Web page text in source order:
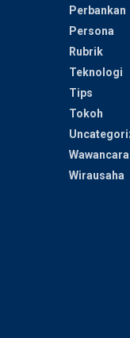
Perbankan
Persona
Rubrik
Teknologi
Tips
Tokoh
Wawancara
Wirausaha